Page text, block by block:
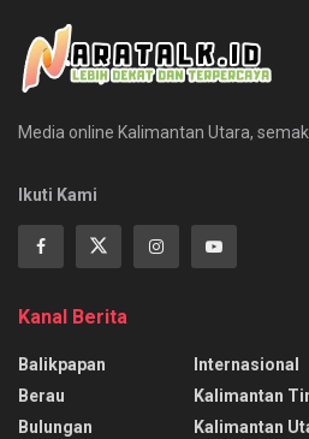
Media online Kalimantan Utara,
Ikuti Kami
Kanal Berita
Balikpapan
Berau
Bulungan
Internasional
Kalimantan
Kalimantan